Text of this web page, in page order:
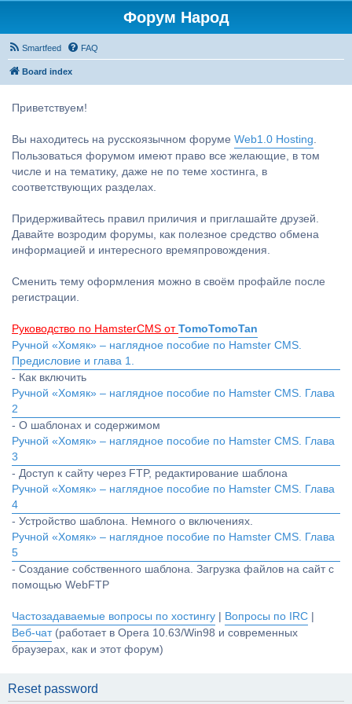
Форум Народ
Smartfeed FAQ
Board index
Приветствуем!
Вы находитесь на русскоязычном форуме Web1.0 Hosting.
Пользоваться форумом имеют право все желающие, в том
числе и на тематику, даже не по теме хостинга, в
соответствующих разделах.
Придерживайтесь правил приличия и приглашайте друзей.
Давайте возродим форумы, как полезное средство обмена
информацией и интересного времяпровождения.
Сменить тему оформления можно в своём профайле после
регистрации.
Руководство по HamsterCMS от TomoTomoTan
Ручной «Хомяк» – наглядное пособие по Hamster CMS.
Предисловие и глава 1.
- Как включить
Ручной «Хомяк» – наглядное пособие по Hamster CMS. Глава
2
- О шаблонах и содержимом
Ручной «Хомяк» – наглядное пособие по Hamster CMS. Глава
3
- Доступ к сайту через FTP, редактирование шаблона
Ручной «Хомяк» – наглядное пособие по Hamster CMS. Глава
4
- Устройство шаблона. Немного о включениях.
Ручной «Хомяк» – наглядное пособие по Hamster CMS. Глава
5
- Создание собственного шаблона. Загрузка файлов на сайт с
помощью WebFTP
Частозадаваемые вопросы по хостингу Вопросы по IRC
Веб-чат(работает в Opera 10.63/Win98 и современных
браузерах, как и этот форум)
Reset password